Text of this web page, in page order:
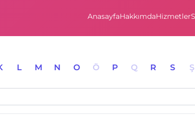
AnasayfaHakkımdaHizmetler
L M N O Ö P Q R S Ş